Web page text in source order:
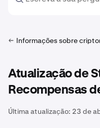
Informações sobre
Atualização de
Recompensas
Última atualização: 23 de